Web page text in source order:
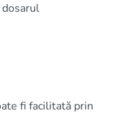
fi facilitată prin